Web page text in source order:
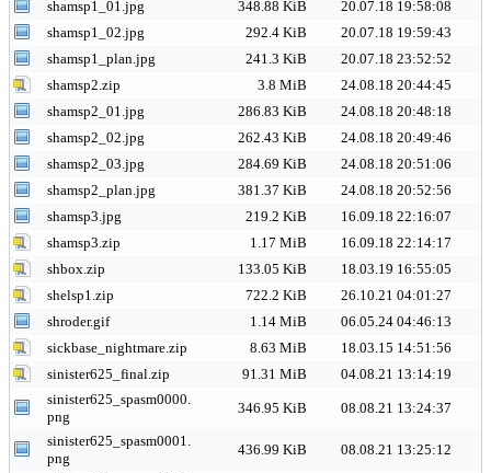
shamsp1_01.jpg
348.88 KiB
20.07.18 19:58:08
shamsp1_02.jpg
292.4 KiB
20.07.18 19:59:43
shamsp1_plan.jpg
241.3 KiB
20.07.18 23:52:52
shamsp2.zip
3.8 MiB
24.08.18 20:44:45
shamsp2_01.jpg
286.83 KiB
24.08.18 20:48:18
shamsp2_02.jpg
262.43 KiB
24.08.18 20:49:46
shamsp2_03.jpg
284.69 KiB
24.08.18 20:51:06
shamsp2_plan.jpg
381.37 KiB
24.08.18 20:52:56
shamsp3.jpg
219.2 KiB
16.09.18 22:16:07
shamsp3.zip
1.17 MiB
16.09.18 22:14:17
shbox.zip
133.05 KiB
18.03.19 16:55:05
shelsp1.zip
722.2 KiB
26.10.21 04:01:27
shroder.gif
1.14 MiB
06.05.24 04:46:13
sickbase_nightmare.zip
8.63 MiB
18.03.15 14:51:56
sinister625_final.zip
91.31 MiB
04.08.21 13:14:19
sinister625_spasm0000.
png
346.95 KiB
08.08.21 13:24:37
sinister625_spasm0001.
png
436.99 KiB
08.08.21 13:25:12